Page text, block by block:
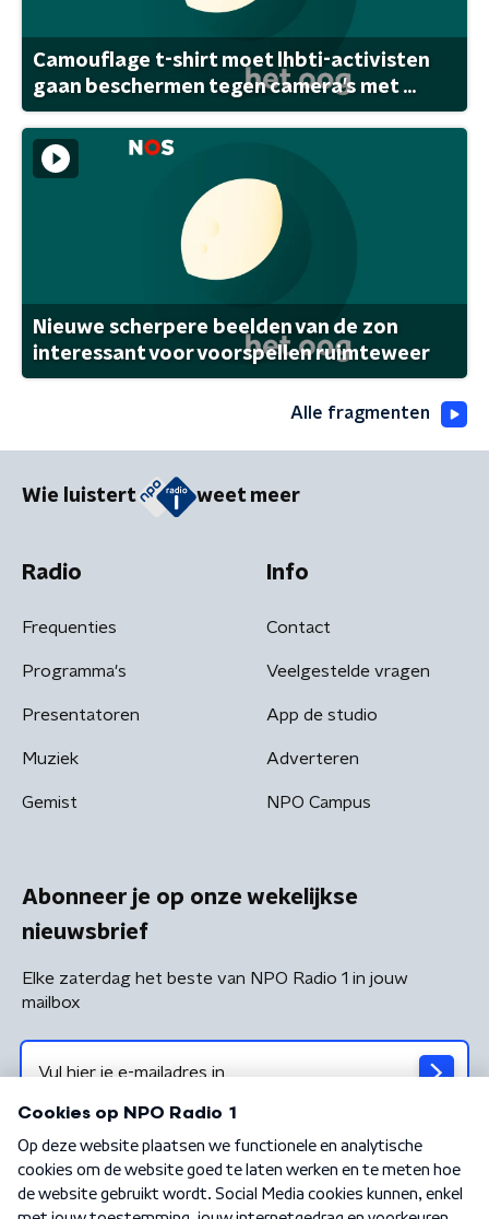
Camouflage t-shirt moet lhbti-activisten
gaan beschermen tegen camera's met ...
Nieuwe scherpere beelden van de zon
interessant voor voorspellen ruimteweer
Alle fragmenten
Wie luistert weet meer
Radio
Frequenties
Programma's
Presentatoren
Muziek
Gemist
Info
Contact
Veelgestelde vragen
App de studio
Adverteren
NPO Campus
Abonneer je op onze wekelijkse
nieuwsbrief
Elke zaterdag het beste van NPO Radio 1 in jouw
mailbox
Algemene voorwaarden